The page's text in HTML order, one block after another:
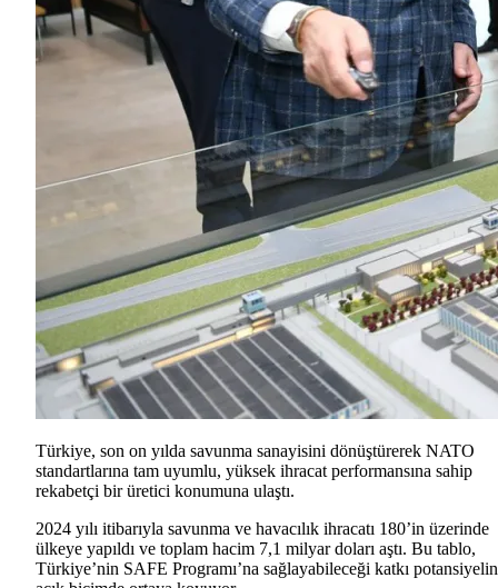
Türkiye, son on yılda savunma sanayisini dönüştürerek NATO
standartlarına tam uyumlu, yüksek ihracat performansına sahip
rekabetçi bir üretici konumuna ulaştı.
2024 yılı itibarıyla savunma ve havacılık ihracatı 180’in üzerinde
ülkeye yapıldı ve toplam hacim 7,1 milyar doları aştı. Bu tablo,
Türkiye’nin SAFE Programı’na sağlayabileceği katkı